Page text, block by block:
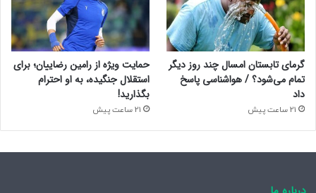
گرمای تابستان امسال چند روز دیگر
تمام می‌شود؟ / هواشناسی پاسخ
داد
21 ساعت پیش
حمایت ویژه از رامین رضاییان؛ برای
استقلال جنگیده، به او احترام
بگذارید!
21 ساعت پیش